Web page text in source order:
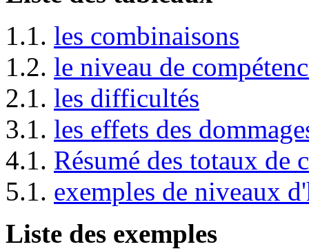
1.1. les combinaisons
1.2. le niveau de
2.1. les difficultés
3.1. les effets des
4.1. Résumé des totaux de
5.1. exemples de niveaux
Liste des exemples